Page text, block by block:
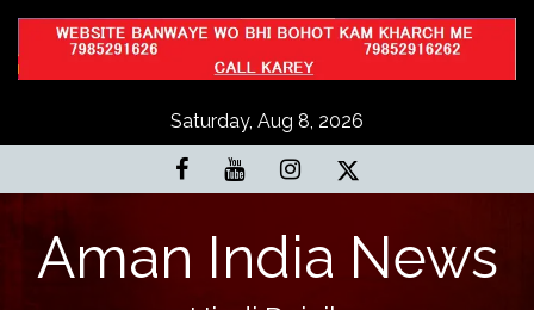
Skip
content
Saturday, Aug 8, 2026
Aman India News